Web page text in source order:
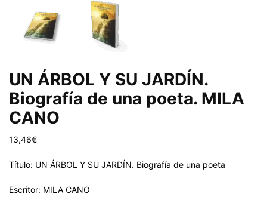
UN ÁRBOL Y SU JARDÍN.
Biografía de una poeta. MILA
CANO
13,46€
Título: UN ÁRBOL Y SU JARDÍN. Biografía de una poeta
Escritor: MILA CANO